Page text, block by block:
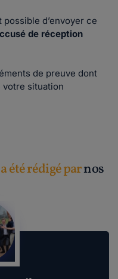
d’envoyer ce
de réception
de preuve dont
situation
été rédigé parnos